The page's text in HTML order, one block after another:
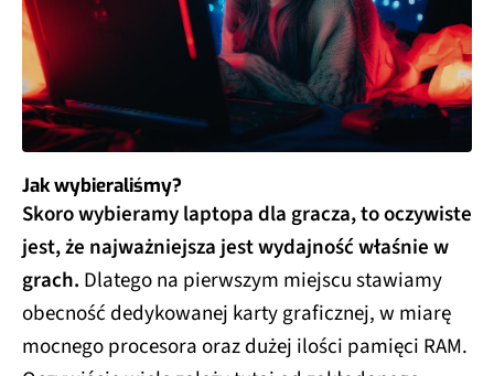
Jak wybieraliśmy?
Skoro wybieramy laptopa dla gracza, to oczywiste
jest, że najważniejsza jest wydajność właśnie w
grach. Dlatego na pierwszym miejscu stawiamy
obecność dedykowanej karty graficznej, w miarę
mocnego procesora oraz dużej ilości pamięci RAM.